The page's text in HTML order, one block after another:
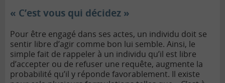
« C’est vous qui décidez »
Pour être engagé dans ses actes, un individu doit se
sentir libre d’agir comme bon lui semble. Ainsi, le
simple fait de rappeler à un individu qu’il est libre
d’accepter ou de refuser une requête, augmente la
probabilité qu’il y réponde favorablement. Il existe